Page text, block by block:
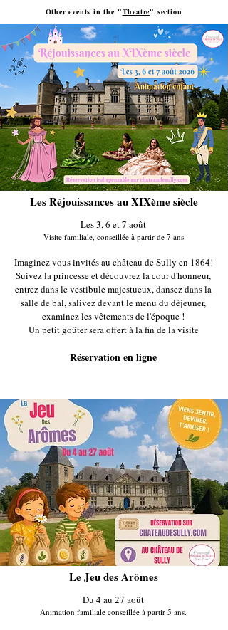
Other events in the "Theatre" section
Les Réjouissances au XIXème siècle
Les 3, 6 et 7 août
Visite familiale, conseillée à partir de 7 ans
Imaginez vous invités au château de Sully en 1864!
Suivez la princesse et découvrez la cour d'honneur,
entrez dans le vestibule majestueux, dansez dans la
salle de bal, salivez devant le menu du déjeuner,
examinez les vêtements de l'époque !
Un petit goûter sera offert à la fin de la visite
Réservation en ligne
Le Jeu des Arômes
Du 4 au 27 août
Animation familiale conseillée à partir 5 ans.